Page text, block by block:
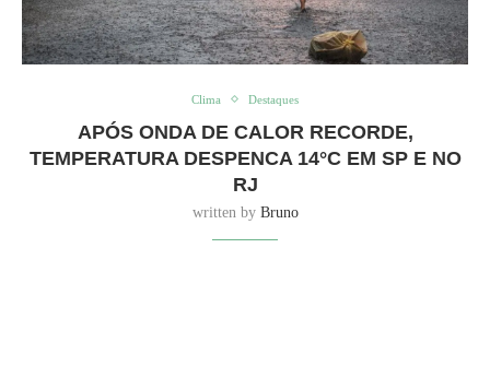
Clima Destaques
APÓS ONDA DE CALOR RECORDE,
TEMPERATURA DESPENCA 14°C EM SP E NO
RJ
written by Bruno